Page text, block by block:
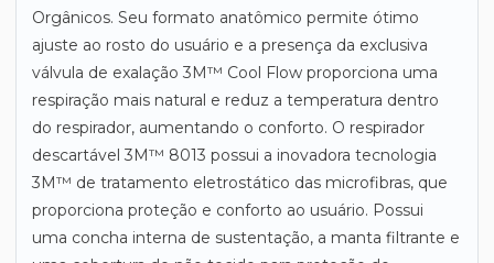
Orgânicos. Seu formato anatômico permite ótimo
ajuste ao rosto do usuário e a presença da exclusiva
válvula de exalação 3M™ Cool Flow proporciona uma
respiração mais natural e reduz a temperatura dentro
do respirador, aumentando o conforto. O respirador
descartável 3M™ 8013 possui a inovadora tecnologia
3M™ de tratamento eletrostático das microfibras, que
proporciona proteção e conforto ao usuário. Possui
uma concha interna de sustentação, a manta filtrante e